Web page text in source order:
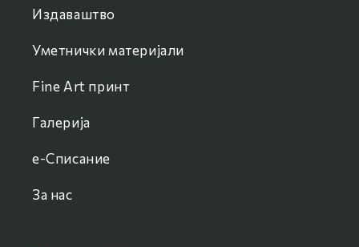
Издаваштво
Уметнички материјали
Fine Art принт
Галерија
e-Списание
За нас